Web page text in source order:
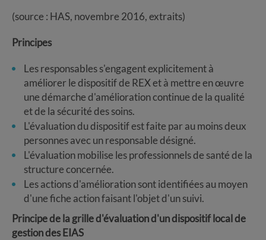
(source : HAS, novembre 2016, extraits)
Principes
Les responsables s'engagent explicitement à
améliorer le dispositif de REX et à mettre en œuvre
une démarche d'amélioration continue de la qualité
et de la sécurité des soins.
L'évaluation du dispositif est faite par au moins deux
personnes avec un responsable désigné.
L'évaluation mobilise les professionnels de santé de la
structure concernée.
Les actions d'amélioration sont identifiées au moyen
d'une fiche action faisant l'objet d'un suivi.
Principe de la grille d'évaluation d'un dispositif local de
gestion des EIAS